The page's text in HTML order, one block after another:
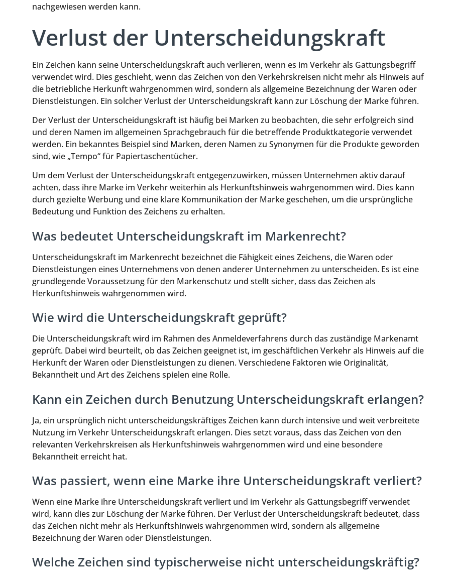
nachgewiesen werden kann.
Verlust der Unterscheidungskraft
Ein Zeichen kann seine Unterscheidungskraft auch verlieren, wenn es im Verkehr als Gattungsbegriff
verwendet wird. Dies geschieht, wenn das Zeichen von den Verkehrskreisen nicht mehr als Hinweis auf
die betriebliche Herkunft wahrgenommen wird, sondern als allgemeine Bezeichnung der Waren oder
Dienstleistungen. Ein solcher Verlust der Unterscheidungskraft kann zur Löschung der Marke führen.
Der Verlust der Unterscheidungskraft ist häufig bei Marken zu beobachten, die sehr erfolgreich sind
und deren Namen im allgemeinen Sprachgebrauch für die betreffende Produktkategorie verwendet
werden. Ein bekanntes Beispiel sind Marken, deren Namen zu Synonymen für die Produkte geworden
sind, wie „Tempo“ für Papiertaschentücher.
Um dem Verlust der Unterscheidungskraft entgegenzuwirken, müssen Unternehmen aktiv darauf
achten, dass ihre Marke im Verkehr weiterhin als Herkunftshinweis wahrgenommen wird. Dies kann
durch gezielte Werbung und eine klare Kommunikation der Marke geschehen, um die ursprüngliche
Bedeutung und Funktion des Zeichens zu erhalten.
Was bedeutet Unterscheidungskraft im Markenrecht?
Unterscheidungskraft im Markenrecht bezeichnet die Fähigkeit eines Zeichens, die Waren oder
Dienstleistungen eines Unternehmens von denen anderer Unternehmen zu unterscheiden. Es ist eine
grundlegende Voraussetzung für den Markenschutz und stellt sicher, dass das Zeichen als
Herkunftshinweis wahrgenommen wird.
Wie wird die Unterscheidungskraft geprüft?
Die Unterscheidungskraft wird im Rahmen des Anmeldeverfahrens durch das zuständige Markenamt
geprüft. Dabei wird beurteilt, ob das Zeichen geeignet ist, im geschäftlichen Verkehr als Hinweis auf die
Herkunft der Waren oder Dienstleistungen zu dienen. Verschiedene Faktoren wie Originalität,
Bekanntheit und Art des Zeichens spielen eine Rolle.
Kann ein Zeichen durch Benutzung Unterscheidungskraft erlangen?
Ja, ein ursprünglich nicht unterscheidungskräftiges Zeichen kann durch intensive und weit verbreitete
Nutzung im Verkehr Unterscheidungskraft erlangen. Dies setzt voraus, dass das Zeichen von den
relevanten Verkehrskreisen als Herkunftshinweis wahrgenommen wird und eine besondere
Bekanntheit erreicht hat.
Was passiert, wenn eine Marke ihre Unterscheidungskraft verliert?
Wenn eine Marke ihre Unterscheidungskraft verliert und im Verkehr als Gattungsbegriff verwendet
wird, kann dies zur Löschung der Marke führen. Der Verlust der Unterscheidungskraft bedeutet, dass
das Zeichen nicht mehr als Herkunftshinweis wahrgenommen wird, sondern als allgemeine
Bezeichnung der Waren oder Dienstleistungen.
Welche Zeichen sind typischerweise nicht unterscheidungskräftig?